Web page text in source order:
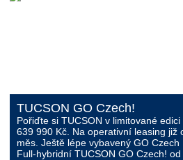
TUCSON GO Czech!
Pořiďte si TUCSON v limitované edici
639 990 Kč . Na operativní leasing
měs. Ještě lépe vybavený GO Czech
Full-hybridní TUCSON GO Czech!